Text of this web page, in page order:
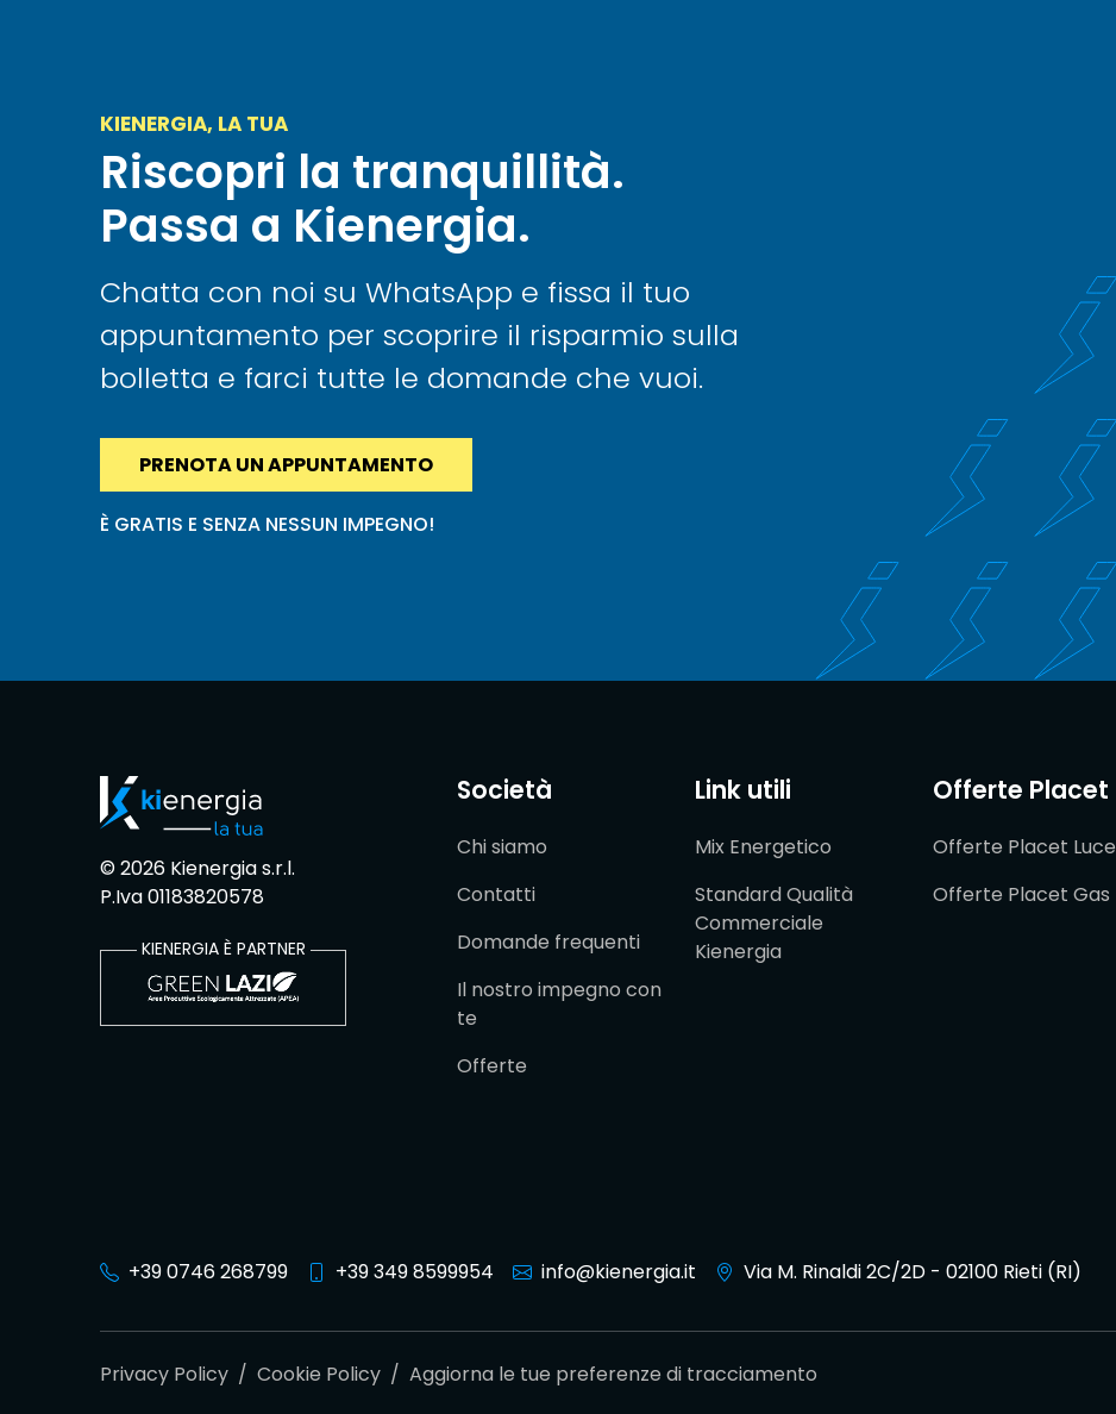
KIENERGIA, LA TUA
Riscopri la tranquillità.
Passa a Kienergia.
Chatta con noi su WhatsApp e fissa il tuo
appuntamento per scoprire il risparmio sulla
bolletta e farci tutte le domande che vuoi.
PRENOTA UN APPUNTAMENTO
È GRATIS E SENZA NESSUN IMPEGNO!
© 2026 Kienergia s.r.l.
P.Iva 01183820578
KIENERGIA È PARTNER
Società
Chi siamo
Contatti
Domande frequenti
Il nostro impegno con
te
Offerte
Link utili
Mix Energetico
Standard Qualità
Commerciale
Kienergia
Offerte Placet
Offerte Placet Luce
Offerte Placet Gas
+39 0746 268799 +39 349 8599954 info@kienergia.it Via M. Rinaldi 2C/2D - 02100 Rieti (RI)
Privacy Policy / Cookie Policy / Aggiorna le tue preferenze di tracciamento